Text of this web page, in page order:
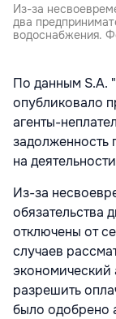
Из-за
два
водоснабжения.
По данным S.A.
опубликовало
агенты-
задолженность
на
Из-за
обязательства
отключены от
случаев
экономический
разрешить
было одобрено